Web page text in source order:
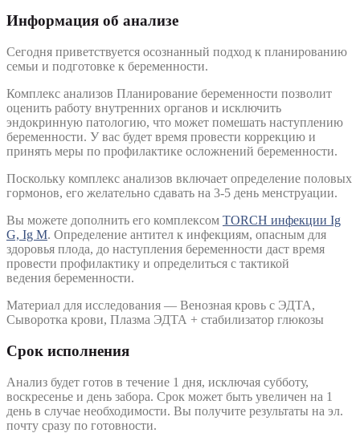
Информация об анализе
Сегодня приветствуется осознанный подход к планированию
семьи и подготовке к беременности.
Комплекс анализов Планирование беременности позволит
оценить работу внутренних органов и исключить
эндокринную патологию, что может помешать наступлению
беременности. У вас будет время провести коррекцию и
принять меры по профилактике осложнений беременности.
Поскольку комплекс анализов включает определение половых
гормонов, его желательно сдавать на 3-5 день менструации.
Вы можете дополнить его комплексом TORCH инфекции Ig
G, Ig M. Определение антител к инфекциям, опасным для
здоровья плода, до наступления беременности даст время
провести профилактику и определиться с тактикой
ведения беременности.
Материал для исследования — Венозная кровь с ЭДТА,
Сыворотка крови, Плазма ЭДТА + стабилизатор глюкозы
Срок исполнения
Анализ будет готов в течение 1 дня, исключая субботу,
воскресенье и день забора. Срок может быть увеличен на 1
день в случае необходимости. Вы получите результаты на эл.
почту сразу по готовности.